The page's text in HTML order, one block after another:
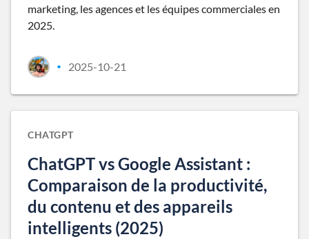
marketing, les agences et les équipes commerciales en
2025.
• 2025-10-21
CHATGPT
ChatGPT vs Google Assistant :
Comparaison de la productivité,
du contenu et des appareils
intelligents (2025)